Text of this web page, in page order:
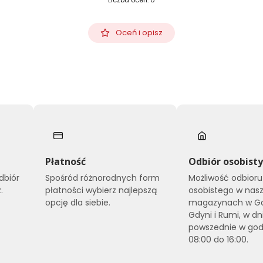
Oceń i opisz
Płatność
Spośród różnorodnych form
płatności wybierz najlepszą
opcję dla siebie.
Odbiór osobisty
Możliwość odbioru
osobistego w
magazynach w
Gdyni i Rumi, w
powszednie w
08:00 do 16:00.